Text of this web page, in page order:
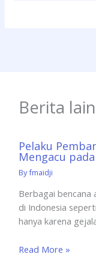
Berita
Pelaku
Mengacu pada
Byfmaidji
Berbagai bencana
di Indonesia
hanya karena
Read More »